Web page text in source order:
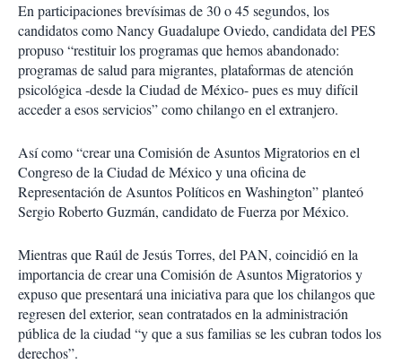
En participaciones brevísimas de 30 o 45 segundos, los
candidatos como Nancy Guadalupe Oviedo, candidata del PES
propuso “restituir los programas que hemos abandonado:
programas de salud para migrantes, plataformas de atención
psicológica -desde la Ciudad de México- pues es muy difícil
acceder a esos servicios” como chilango en el extranjero.
Así como “crear una Comisión de Asuntos Migratorios en el
Congreso de la Ciudad de México y una oficina de
Representación de Asuntos Políticos en Washington” planteó
Sergio Roberto Guzmán, candidato de Fuerza por México.
Mientras que Raúl de Jesús Torres, del PAN, coincidió en la
importancia de crear una Comisión de Asuntos Migratorios y
expuso que presentará una iniciativa para que los chilangos que
regresen del exterior, sean contratados en la administración
pública de la ciudad “y que a sus familias se les cubran todos los
derechos”.